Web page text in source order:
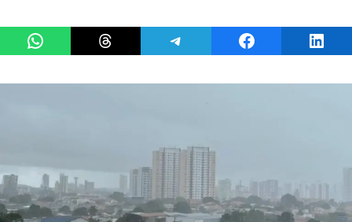
Share on WhatsAppShare on ThreadsShare on TelegramShare on Facebook